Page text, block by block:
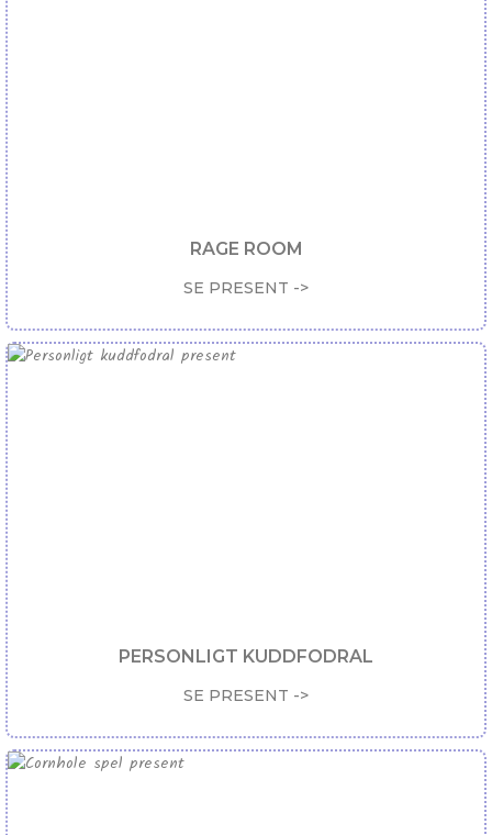
RAGE ROOM
SE PRESENT ->
PERSONLIGT KUDDFODRAL
SE PRESENT ->